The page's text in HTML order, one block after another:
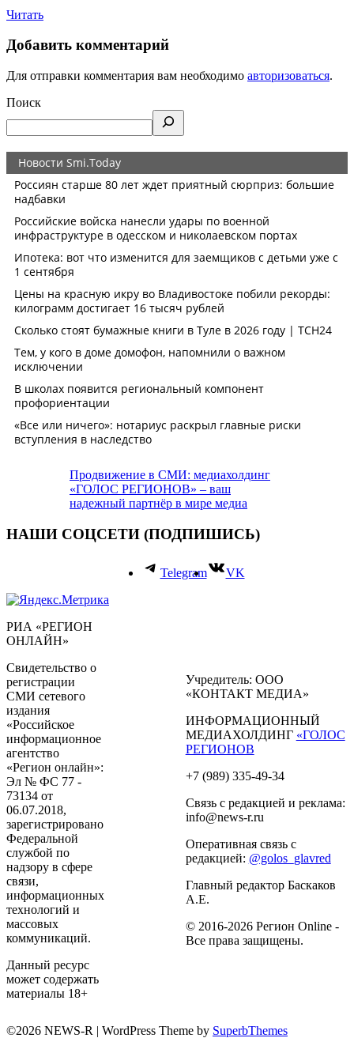
Читать
Добавить комментарий
Для отправки комментария вам необходимо авторизоваться.
Поиск
Продвижение в СМИ: медиахолдинг
«ГОЛОС РЕГИОНОВ» – ваш
надежный партнёр в мире медиа
НАШИ СОЦСЕТИ (ПОДПИШИСЬ)
Telegram VK
РИА «РЕГИОН
ОНЛАЙН»
Свидетельство о
регистрации
СМИ сетевого
издания
«Российское
информационное
агентство
«Регион онлайн»:
Эл № ФС 77 -
73134 от
06.07.2018,
зарегистрировано
Федеральной
службой по
надзору в сфере
связи,
информационных
технологий и
массовых
коммуникаций.
Данный ресурс
может содержать
материалы 18+
Учредитель: ООО
«КОНТАКТ МЕДИА»
ИНФОРМАЦИОННЫЙ
МЕДИАХОЛДИНГ «ГОЛОС
РЕГИОНОВ
+7 (989) 335-49-34
Связь с редакцией и реклама:
info@news-r.ru
Оперативная связь с
редакцией: @golos_glavred
Главный редактор Баскаков
А.Е.
© 2016-2026 Регион Online -
Все права защищены.
©2026 NEWS-R | WordPress Theme by SuperbThemes